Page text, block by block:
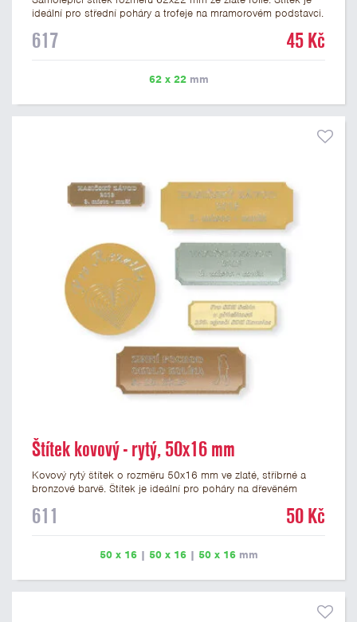
ideální pro střední poháry a trofeje na mramorovém podstavci.
textu doporučujeme maximálně 3 řádky, aby byla zachována
prvním kroku objednávky.
617 45 Kč
62 x 22mm
Štítek kovový - rytý, 50x16 mm
Kovový rytý štítek o rozměru 50x16 mm ve zlaté, stříbrné a
bronzové barvě. Štítek je ideální pro poháry na dřevěném
nebo text. U textu doporučujeme maximálně 3 řádky, aby byla
možné přiložit v prvním kroku objednávky.
611 50 Kč
50 x 16| 50 x 16| 50 x 16mm